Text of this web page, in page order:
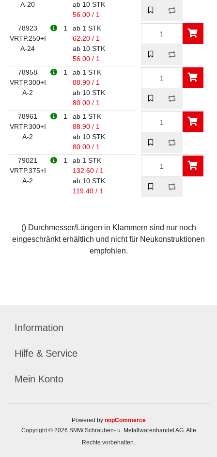
A-20
ab 10 STK
56.00 / 1
78923
VRTP.250+I
A-24
1
ab 1 STK
62.20 / 1
ab 10 STK
56.00 / 1
78958
VRTP.300+I
A-2
1
ab 1 STK
88.90 / 1
ab 10 STK
80.00 / 1
78961
VRTP.300+I
A-2
1
ab 1 STK
88.90 / 1
ab 10 STK
80.00 / 1
79021
VRTP.375+I
A-2
1
ab 1 STK
132.60 / 1
ab 10 STK
119.40 / 1
() Durchmesser/Längen in Klammern sind nur noch
eingeschränkt erhältlich und nicht für Neukonstruktionen
empfohlen.
Information
Hilfe & Service
Mein Konto
Powered by nopCommerce
Copyright © 2026 SMW Schrauben- u. Metallwarenhandel AG. Alle
Rechte vorbehalten.